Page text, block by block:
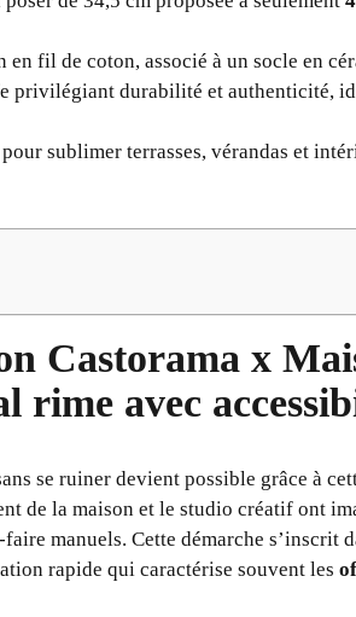
en fil de coton, associé à un socle en
privilégiant durabilité et authenticité,
sublimer terrasses, vérandas et
Castorama x
rime avec
se ruiner devient possible grâce à
de la maison et le studio créatif ont
manuels. Cette démarche s’inscrit
rapide qui caractérise souvent les